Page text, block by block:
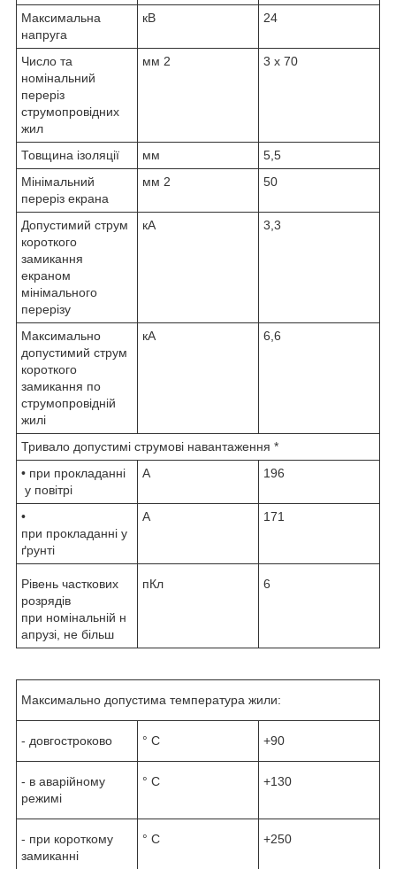
Максимальна
напруга
кВ 24
Число та
номінальний
переріз
струмопровідних
жил
мм 2 3 x 70
Товщина ізоляції мм
5,5
Мінімальний
переріз екрана
мм 2 50
Допустимий струм
короткого
замикання
екраном
мінімального
перерізу
кА 3,3
Максимально
допустимий струм
короткого
замикання по
струмопровідній
жилі
кА 6,6
Тривало допустимі струмові навантаження *
• при прокладанні
у повітрі
А 196
•
при прокладанні у
ґрунті
А 171
Рівень часткових
розрядів
при номінальній н
апрузі, не більш
пКл 6
Максимально допустима температура жили:
- довгостроково ° С +90
- в аварійному
режимі
° С +130
- при короткому
замиканні
° С +250